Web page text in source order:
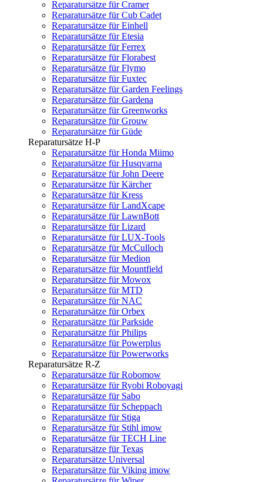
Reparatursätze für Cramer
Reparatursätze für Cub Cadet
Reparatursätze für Einhell
Reparatursätze für Etesia
Reparatursätze für Ferrex
Reparatursätze für Florabest
Reparatursätze für Flymo
Reparatursätze für Fuxtec
Reparatursätze für Garden Feelings
Reparatursätze für Gardena
Reparatursätze für Greenworks
Reparatursätze für Grouw
Reparatursätze für Güde
Reparatursätze H-P
Reparatursätze für Honda Miimo
Reparatursätze für Husqvarna
Reparatursätze für John Deere
Reparatursätze für Kärcher
Reparatursätze für Kress
Reparatursätze für LandXcape
Reparatursätze für LawnBott
Reparatursätze für Lizard
Reparatursätze für LUX-Tools
Reparatursätze für McCulloch
Reparatursätze für Medion
Reparatursätze für Mountfield
Reparatursätze für Mowox
Reparatursätze für MTD
Reparatursätze für NAC
Reparatursätze für Orbex
Reparatursätze für Parkside
Reparatursätze für Philips
Reparatursätze für Powerplus
Reparatursätze für Powerworks
Reparatursätze R-Z
Reparatursätze für Robomow
Reparatursätze für Ryobi Roboyagi
Reparatursätze für Sabo
Reparatursätze für Scheppach
Reparatursätze für Stiga
Reparatursätze für Stihl imow
Reparatursätze für TECH Line
Reparatursätze für Texas
Reparatursätze Universal
Reparatursätze für Viking imow